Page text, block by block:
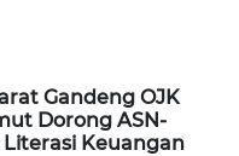
Gandeng OJK
Dorong ASN-
Keuangan